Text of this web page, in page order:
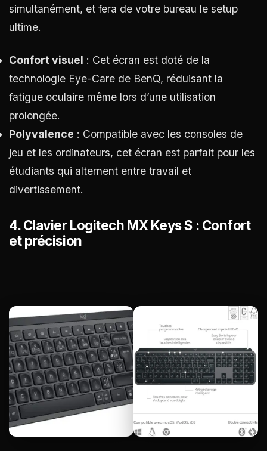
simultanément, et fera de votre bureau le setup
ultime.
Confort visuel : Cet écran est doté de la
technologie Eye-Care de BenQ, réduisant la
fatigue oculaire même lors d’une utilisation
prolongée.
Polyvalence : Compatible avec les consoles de
jeu et les ordinateurs, cet écran est parfait pour les
étudiants qui alternent entre travail et
divertissement.
4.Clavier Logitech MX Keys S : Confort
et précision